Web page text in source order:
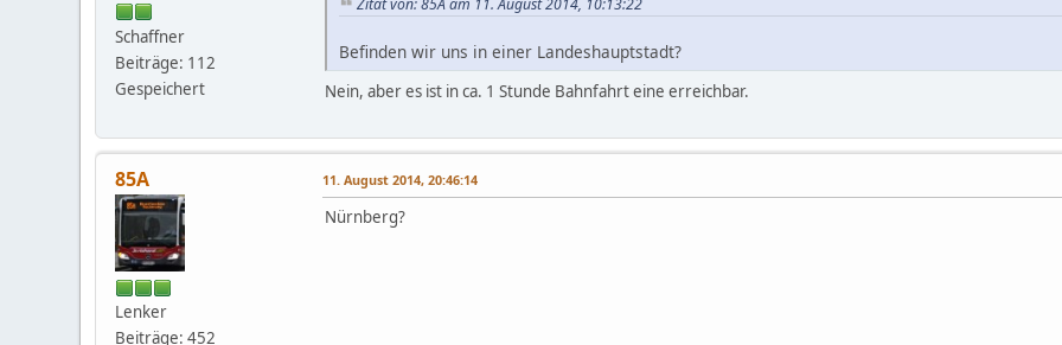
Schaffner
Beiträge: 112
Gespeichert
Befinden wir uns in einer Landeshauptstadt?
Nein, aber es ist in ca. 1 Stunde Bahnfahrt eine erreichbar.
85A
Lenker
Beiträge: 452
11. August 2014, 20:46:14
Nürnberg?